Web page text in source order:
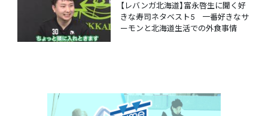
【レバンガ北海道】富永啓生に聞く好
きな寿司ネタベスト5 一番好きなサ
ーモンと北海道生活での外食事情